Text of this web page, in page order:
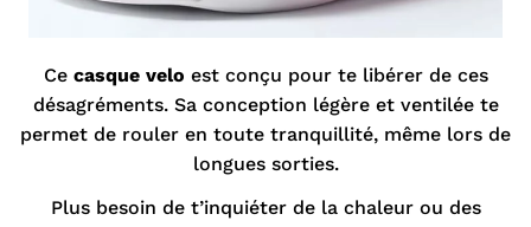
Ce casque velo est conçu pour te libérer de ces
désagréments. Sa conception légère et ventilée te
permet de rouler en toute tranquillité, même lors de
longues sorties.
Plus besoin de t’inquiéter de la chaleur ou des